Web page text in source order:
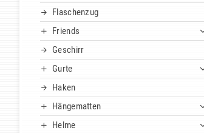
Flaschenzug
Friends
Geschirr
Gurte
Haken
Hängematten
Helme